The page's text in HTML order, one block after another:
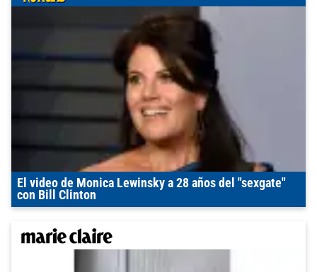
El video de Monica Lewinsky a 28 años del "sexgate"
con Bill Clinton